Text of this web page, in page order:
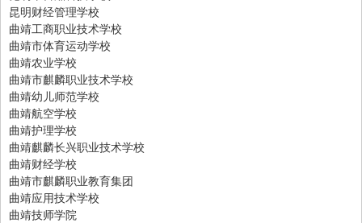
昆明财经管理学校
曲靖工商职业技术学校
曲靖市体育运动学校
曲靖农业学校
曲靖市麒麟职业技术学校
曲靖幼儿师范学校
曲靖航空学校
曲靖护理学校
曲靖麒麟长兴职业技术学校
曲靖财经学校
曲靖市麒麟职业教育集团
曲靖应用技术学校
曲靖技师学院